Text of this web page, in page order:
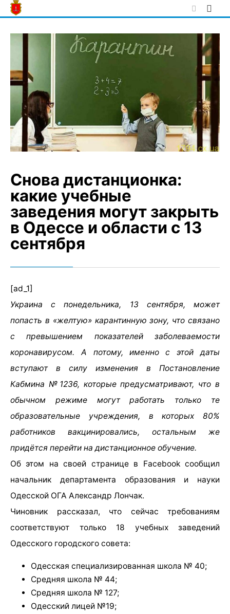
Skip
to
Снова дистанционка:
какие учебные
заведения могут закрыть
в Одессе и области с 13
сентября
[ad_1]
Украина с понедельника, 13 сентября, может
попасть в «желтую» карантинную зону, что связано
с превышением показателей заболеваемости
коронавирусом. А потому, именно с этой даты
вступают в силу изменения в Постановление
Кабмина №1236, которые предусматривают, что в
обычном режиме могут работать только те
образовательные учреждения, в которых 80%
работников вакцинировались, остальным же
придётся перейти на дистанционное обучение.
Об этом на своей странице в Facebook сообщил
начальник департамента образования и науки
Одесской ОГА Александр Лончак.
Чиновник рассказал, что сейчас требованиям
соответствуют только 18 учебных заведений
Одесского городского совета:
Одесская специализированная школа № 40;
Средняя школа № 44;
Средняя школа № 127;
Одесский лицей №19;